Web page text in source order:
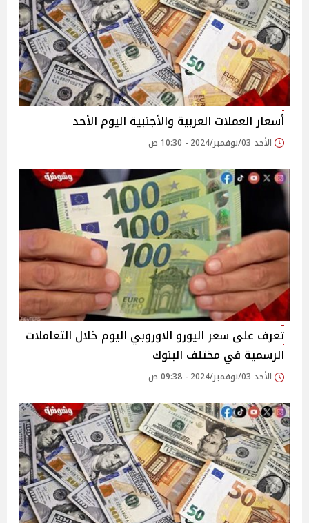
أسعار العملات العربية والأجنبية اليوم الأحد
الأحد 03/نوفمبر/2024 - 10:30 ص
تعرف على سعر اليورو الاوروبي اليوم خلال التعاملات
الرسمية في مختلف البنوك
الأحد 03/نوفمبر/2024 - 09:38 ص